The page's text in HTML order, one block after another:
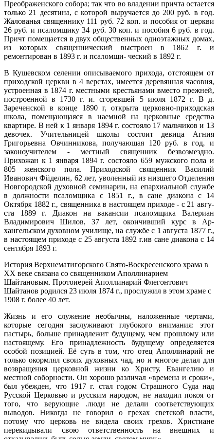
Преображенского со­бора; так что во владении причта остается
только 21 десятина, с которой выручается до 200 руб. в год.
Жалованья священнику 111 руб. 72 коп. и пособия от церкви
26 руб. и псаломщику 34 руб. 30 коп. и пособия 6 руб. в год.
Причт помещается в двух общественных одноэтажных домах,
из которых священнический вы­строен в 1862 г. и
ремонтирован в 1893 г. и псаломщи- ческий в 1892 г.
В Кушевском селении описываемого прихода, от­стоящем от
приходской церкви в 4 верстах, имеется деревянная часовня,
устроенная в 1874 г. местными крестьянами вместо прежней,
построенной в 1730 г. и. сгоревшей 5 июля 1872 г. В д.
Зареченской в конце 1890 г, открыта церковно-приходская
школа, поме­щающаяся в наемной на церковные средства
кварти­ре. В ней к 1 января 1894 г. состояло 17 мальчиков и 13
девочек. Учительницей школы состоит девица Аг­ния
Григорьевна Овчинникова, получающая 120 руб. в год, и
законоучителем - местный священник без­возмездно.
Прихожан к 1 января 1894 г. состояло 659 мужского пола и
805 женского пола. Приходской священник Василий
Иванович Фйделин, 62 лет, уво­ленный из низшего Отделения
Новгородской духов­ной семинарии, на епархиальной службе
в должно­сти псаломщика с 1851 г., в сане диакона с 14
Октября 1882 г., священника в настоящем приходе - с 21 авгу­
ста 1889 г. Диакон на вакансии псаломщика Валериан
Владимирович Шилов, 37 лет, окончивший курс в Ар­
хангельском духовном училище, на службе с 1 августа 1877 г.,
в настоящем приходе с 25 августа 1892 г.ив сане диакона с 14
сентября 1893 г.
История Верхнематигорского Свято-Воскресенского храма в
XX веке связана со священником Аполлинарием
Шайтановым. Протоиерей Аполлинарий Флегонтович
Шайтанов родился 23 июля 1874 г., прослужил в этом храме с
1908 г. более 40 лет.
Жизнь и его служение необычны, наложенные чертами,
которые сегодня заслуживают глубокого внимания: этот
пастырь, больше принадлежит будущему, чем прошлому или
настоящему. Его принадлежность будущему определяется
особой позицией. Её суть в том, что отец Аполлинарий не
только окормлял своих духовных чад, но и многое делал для
возвращения церковной жизни ко Христу, Евангелию и
местной соборности. Он хорошо различал «времена и сроки»,
был убежден, что 1917 г. стал годом Страшного Суда над
Русской Церковью и русским народом, не находил покоя от
того, что верующие .люди не делали соответствующих
выводов. Никогда не говорил о грехах светской власти,
потому что церковь не видела своих грехов. Христиане
перекидывали свою ответственность на внешних и